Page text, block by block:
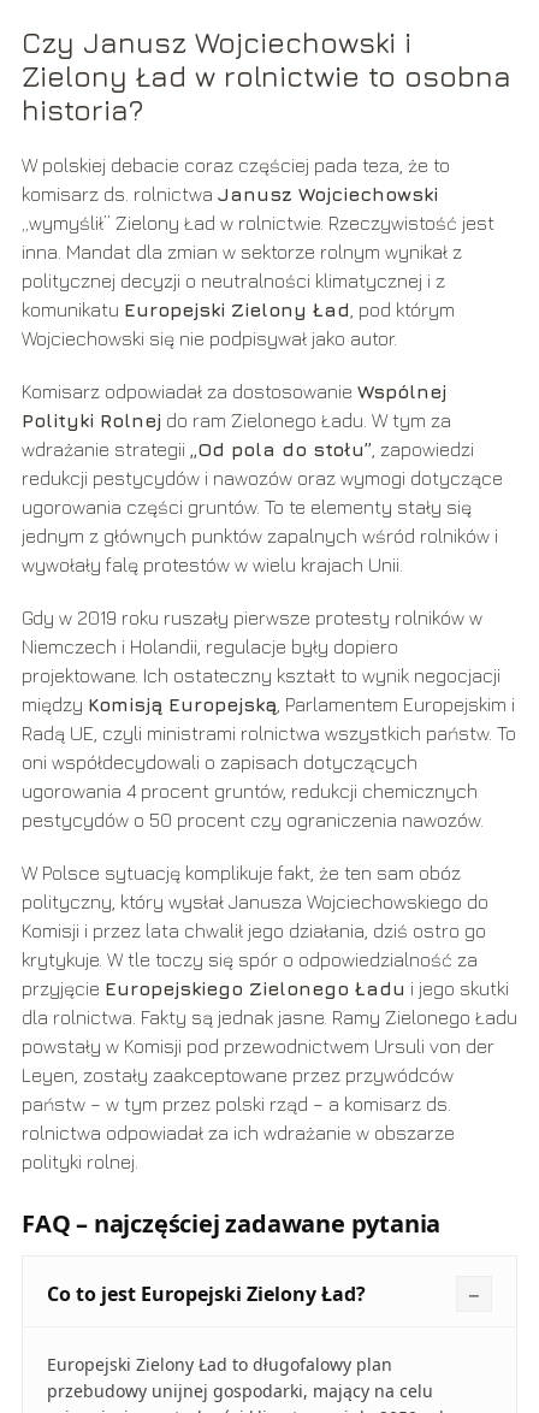
Czy Janusz Wojciechowski i
Zielony Ład w rolnictwie to osobna
historia?
W polskiej debacie coraz częściej pada teza, że to
komisarz ds. rolnictwa Janusz Wojciechowski
„wymyślił” Zielony Ład w rolnictwie. Rzeczywistość jest
inna. Mandat dla zmian w sektorze rolnym wynikał z
politycznej decyzji o neutralności klimatycznej i z
komunikatu Europejski Zielony Ład , pod którym
Wojciechowski się nie podpisywał jako autor.
Komisarz odpowiadał za dostosowanie Wspólnej
Polityki Rolnej do ram Zielonego Ładu. W tym za
wdrażanie strategii „Od pola do stołu” , zapowiedzi
redukcji pestycydów i nawozów oraz wymogi dotyczące
ugorowania części gruntów. To te elementy stały się
jednym z głównych punktów zapalnych wśród rolników i
wywołały falę protestów w wielu krajach Unii.
Gdy w 2019 roku ruszały pierwsze protesty rolników w
Niemczech i Holandii, regulacje były dopiero
projektowane. Ich ostateczny kształt to wynik negocjacji
między Komisją Europejską , Parlamentem Europejskim i
Radą UE, czyli ministrami rolnictwa wszystkich państw. To
oni współdecydowali o zapisach dotyczących
ugorowania 4 procent gruntów, redukcji chemicznych
pestycydów o 50 procent czy ograniczenia nawozów.
W Polsce sytuację komplikuje fakt, że ten sam obóz
polityczny, który wysłał Janusza Wojciechowskiego do
Komisji i przez lata chwalił jego działania, dziś ostro go
krytykuje. W tle toczy się spór o odpowiedzialność za
przyjęcie Europejskiego Zielonego Ładu i jego skutki
dla rolnictwa. Fakty są jednak jasne. Ramy Zielonego Ładu
powstały w Komisji pod przewodnictwem Ursuli von der
Leyen, zostały zaakceptowane przez przywódców
państw – w tym przez polski rząd – a komisarz ds.
rolnictwa odpowiadał za ich wdrażanie w obszarze
polityki rolnej.
FAQ – najczęściej zadawane pytania
Co to jest Europejski Zielony Ład?
Europejski Zielony Ład to długofalowy plan
przebudowy unijnej gospodarki, mający na celu